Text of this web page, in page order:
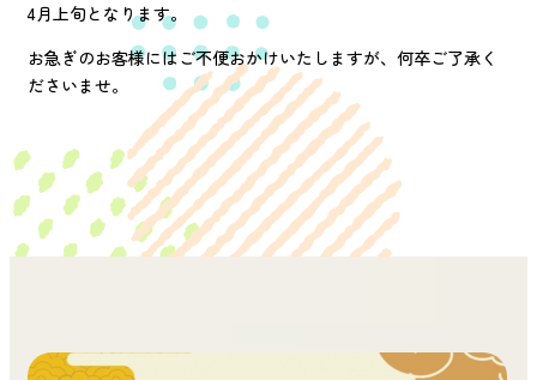
4月上旬となります。
お急ぎのお客様にはご不便おかけいたしますが、何卒ご了承く
ださいませ。